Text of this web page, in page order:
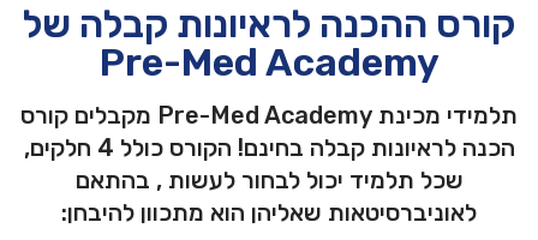
קורס ההכנה לראיונות קבלה של
Pre-Med Academy
תלמידי מכינת Pre-Med Academy מקבלים קורס
הכנה לראיונות קבלה בחינם! הקורס כולל 4 חלקים,
שכל תלמיד יכול לבחור לעשות , בהתאם
לאוניברסיטאות שאליהן הוא מתכוון להיבחן: